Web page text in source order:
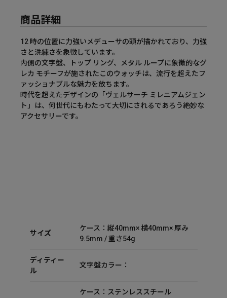
商品詳細
12 時の位置に力強いメデューサの頭が描かれており、力強
さと洗練さを象徴しています。
内側の文字盤、トップ リング、メタル ループに象徴的なグ
レカ モチーフが施されたこのウォッチは、流行を超えたフ
ァッショナブルな魅力を放ちます。
時代を超えたデザインの「ヴェルサーチ ミレニアムジェン
ト」は、何世代にもわたって大切にされるであろう絶妙な
アクセサリーです。
サイズ
ケース：縦40mm× 横40mm× 厚み
9.5mm / 重さ54g
ディティー
ル
文字盤カラー：
ケース：ステンレススチール